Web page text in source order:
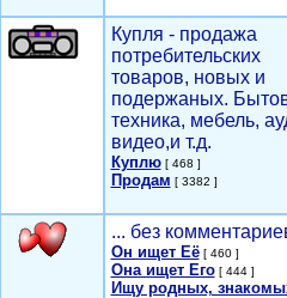
Купля - продажа
потребительских
товаров, новых и
подержаных.
техника, мебель,
видео,и т.д.
Куплю[ 468 ]
Продам [ 3382 ]
... без
Он ищет Её[ 460 ]
Она ищет Его[ 444 ]
Ищу родных,